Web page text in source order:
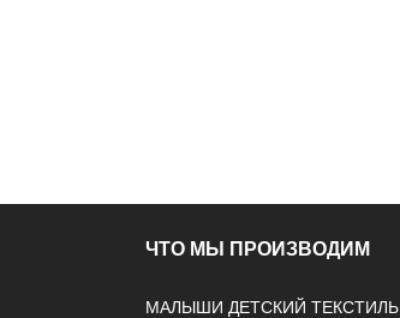
ЧТО МЫ ПРОИЗВОДИМ
МАЛЫШИ ДЕТСКИЙ ТЕКСТИЛЬ